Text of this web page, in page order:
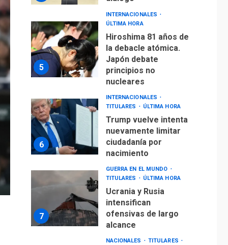
5
INTERNACIONALES
ÚLTIMA HORA
Hiroshima 81 años de
la debacle atómica.
Japón debate
principios no
nucleares
6
INTERNACIONALES
TITULARES
ÚLTIMA HORA
Trump vuelve intenta
nuevamente limitar
ciudadanía por
nacimiento
7
GUERRA EN EL MUNDO
TITULARES
ÚLTIMA HORA
Ucrania y Rusia
intensifican
ofensivas de largo
alcance
NACIONALES
TITULARES